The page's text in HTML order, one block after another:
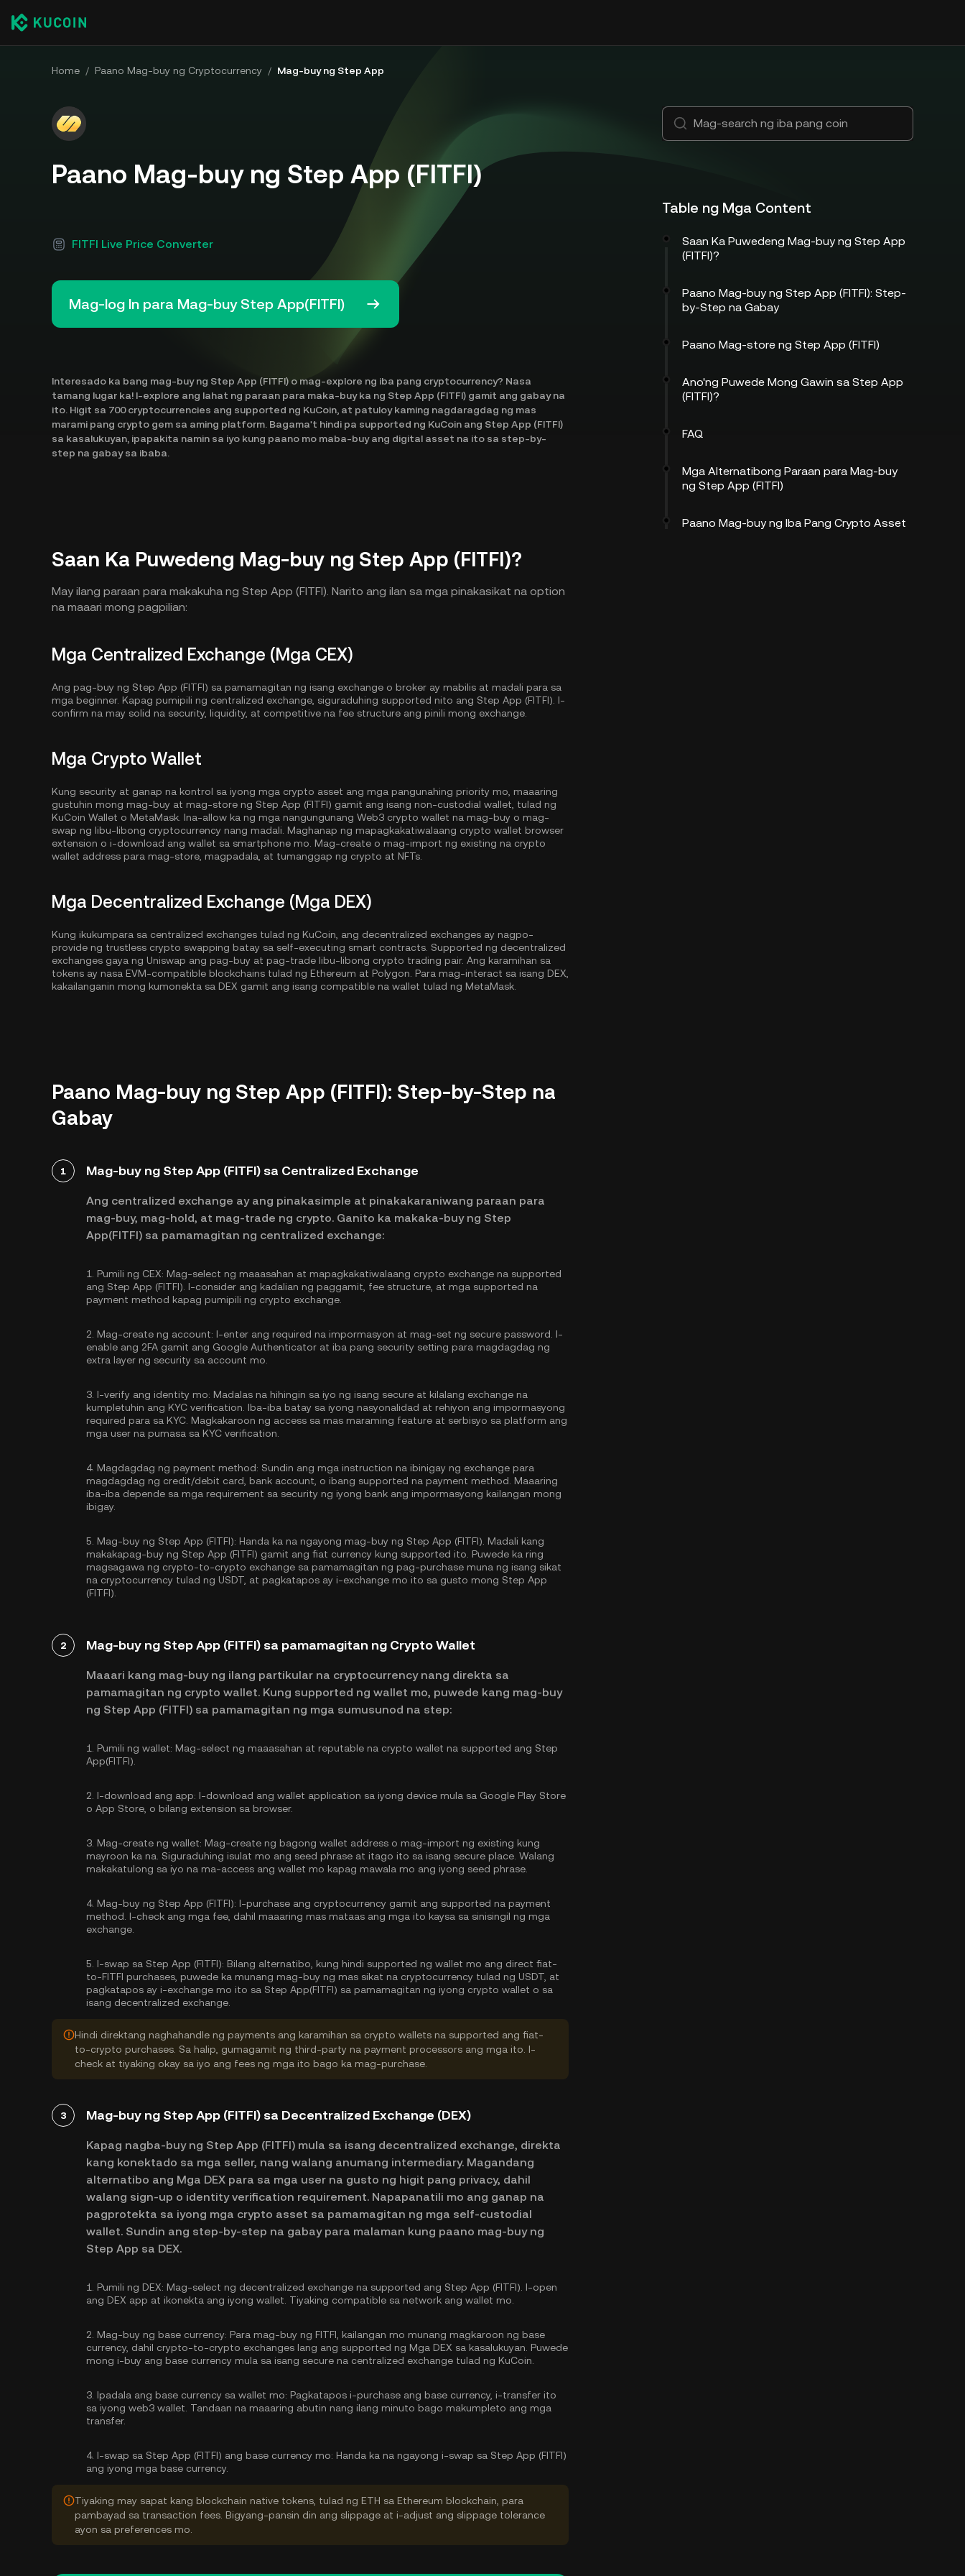
Home / Paano Mag-buy ng Cryptocurrency / Mag-buy ng Step App
Paano Mag-buy ng Step App (FITFI)
FITFI Live Price Converter
Mag-log In para Mag-buy Step App(FITFI)
Interesado ka bang mag-buy ng Step App (FITFI) o mag-explore ng iba pang cryptocurrency? Nasa
tamang lugar ka! I-explore ang lahat ng paraan para maka-buy ka ng Step App (FITFI) gamit ang gabay na
ito. Higit sa 700 cryptocurrencies ang supported ng KuCoin, at patuloy kaming nagdaragdag ng mas
marami pang crypto gem sa aming platform. Bagama't hindi pa supported ng KuCoin ang Step App (FITFI)
sa kasalukuyan, ipapakita namin sa iyo kung paano mo maba-buy ang digital asset na ito sa step-by-
step na gabay sa ibaba.
Saan Ka Puwedeng Mag-buy ng Step App (FITFI)?
May ilang paraan para makakuha ng Step App (FITFI). Narito ang ilan sa mga pinakasikat na option
na maaari mong pagpilian:
Mga Centralized Exchange (Mga CEX)
Ang pag-buy ng Step App (FITFI) sa pamamagitan ng isang exchange o broker ay mabilis at madali para sa
mga beginner. Kapag pumipili ng centralized exchange, siguraduhing supported nito ang Step App (FITFI). I-
confirm na may solid na security, liquidity, at competitive na fee structure ang pinili mong exchange.
Mga Crypto Wallet
Kung security at ganap na kontrol sa iyong mga crypto asset ang mga pangunahing priority mo, maaaring
gustuhin mong mag-buy at mag-store ng Step App (FITFI) gamit ang isang non-custodial wallet, tulad ng
KuCoin Wallet o MetaMask. Ina-allow ka ng mga nangungunang Web3 crypto wallet na mag-buy o mag-
swap ng libu-libong cryptocurrency nang madali. Maghanap ng mapagkakatiwalaang crypto wallet browser
extension o i-download ang wallet sa smartphone mo. Mag-create o mag-import ng existing na crypto
wallet address para mag-store, magpadala, at tumanggap ng crypto at NFTs.
Mga Decentralized Exchange (Mga DEX)
Kung ikukumpara sa centralized exchanges tulad ng KuCoin, ang decentralized exchanges ay nagpo-
provide ng trustless crypto swapping batay sa self-executing smart contracts. Supported ng decentralized
exchanges gaya ng Uniswap ang pag-buy at pag-trade libu-libong crypto trading pair. Ang karamihan sa
tokens ay nasa EVM-compatible blockchains tulad ng Ethereum at Polygon . Para mag-interact sa isang DEX,
kakailanganin mong kumonekta sa DEX gamit ang isang compatible na wallet tulad ng MetaMask.
Paano Mag-buy ng Step App (FITFI): Step-by-Step na
Gabay
1 Mag-buy ng Step App (FITFI) sa Centralized Exchange
Ang centralized exchange ay ang pinakasimple at pinakakaraniwang paraan para
mag-buy, mag-hold, at mag-trade ng crypto. Ganito ka makaka-buy ng Step
App(FITFI) sa pamamagitan ng centralized exchange:
1. Pumili ng CEX: Mag-select ng maaasahan at mapagkakatiwalaang crypto exchange na supported
ang Step App (FITFI). I-consider ang kadalian ng paggamit, fee structure, at mga supported na
payment method kapag pumipili ng crypto exchange.
2. Mag-create ng account: I-enter ang required na impormasyon at mag-set ng secure password. I-
enable ang 2FA gamit ang Google Authenticator at iba pang security setting para magdagdag ng
extra layer ng security sa account mo.
3. I-verify ang identity mo: Madalas na hihingin sa iyo ng isang secure at kilalang exchange na
kumpletuhin ang KYC verification . Iba-iba batay sa iyong nasyonalidad at rehiyon ang impormasyong
required para sa KYC. Magkakaroon ng access sa mas maraming feature at serbisyo sa platform ang
mga user na pumasa sa KYC verification.
4. Magdagdag ng payment method: Sundin ang mga instruction na ibinigay ng exchange para
magdagdag ng credit/debit card, bank account, o ibang supported na payment method. Maaaring
iba-iba depende sa mga requirement sa security ng iyong bank ang impormasyong kailangan mong
ibigay.
5. Mag-buy ng Step App (FITFI): Handa ka na ngayong mag-buy ng Step App (FITFI). Madali kang
makakapag-buy ng Step App (FITFI) gamit ang fiat currency kung supported ito. Puwede ka ring
magsagawa ng crypto-to-crypto exchange sa pamamagitan ng pag-purchase muna ng isang sikat
na cryptocurrency tulad ng USDT , at pagkatapos ay i-exchange mo ito sa gusto mong Step App
(FITFI).
2 Mag-buy ng Step App (FITFI) sa pamamagitan ng Crypto Wallet
Maaari kang mag-buy ng ilang partikular na cryptocurrency nang direkta sa
pamamagitan ng crypto wallet. Kung supported ng wallet mo, puwede kang mag-buy
ng Step App (FITFI) sa pamamagitan ng mga sumusunod na step:
1. Pumili ng wallet: Mag-select ng maaasahan at reputable na crypto wallet na supported ang Step
App(FITFI).
2. I-download ang app: I-download ang wallet application sa iyong device mula sa Google Play Store
o App Store, o bilang extension sa browser.
3. Mag-create ng wallet: Mag-create ng bagong wallet address o mag-import ng existing kung
mayroon ka na. Siguraduhing isulat mo ang seed phrase at itago ito sa isang secure place. Walang
makakatulong sa iyo na ma-access ang wallet mo kapag mawala mo ang iyong seed phrase.
4. Mag-buy ng Step App (FITFI): I-purchase ang cryptocurrency gamit ang supported na payment
method. I-check ang mga fee, dahil maaaring mas mataas ang mga ito kaysa sa sinisingil ng mga
exchange.
5. I-swap sa Step App (FITFI): Bilang alternatibo, kung hindi supported ng wallet mo ang direct fiat-
to-FITFI purchases, puwede ka munang mag-buy ng mas sikat na cryptocurrency tulad ng USDT, at
pagkatapos ay i-exchange mo ito sa Step App(FITFI) sa pamamagitan ng iyong crypto wallet o sa
isang decentralized exchange.
Hindi direktang naghahandle ng payments ang karamihan sa crypto wallets na supported ang fiat-
to-crypto purchases. Sa halip, gumagamit ng third-party na payment processors ang mga ito. I-
check at tiyaking okay sa iyo ang fees ng mga ito bago ka mag-purchase.
3 Mag-buy ng Step App (FITFI) sa Decentralized Exchange (DEX)
Kapag nagba-buy ng Step App (FITFI) mula sa isang decentralized exchange, direkta
kang konektado sa mga seller, nang walang anumang intermediary. Magandang
alternatibo ang Mga DEX para sa mga user na gusto ng higit pang privacy, dahil
walang sign-up o identity verification requirement. Napapanatili mo ang ganap na
pagprotekta sa iyong mga crypto asset sa pamamagitan ng mga self-custodial
wallet. Sundin ang step-by-step na gabay para malaman kung paano mag-buy ng
Step App sa DEX.
1. Pumili ng DEX: Mag-select ng decentralized exchange na supported ang Step App (FITFI). I-open
ang DEX app at ikonekta ang iyong wallet. Tiyaking compatible sa network ang wallet mo.
2. Mag-buy ng base currency: Para mag-buy ng FITFI, kailangan mo munang magkaroon ng base
currency, dahil crypto-to-crypto exchanges lang ang supported ng Mga DEX sa kasalukuyan. Puwede
mong i-buy ang base currency mula sa isang secure na centralized exchange tulad ng KuCoin.
3. Ipadala ang base currency sa wallet mo: Pagkatapos i-purchase ang base currency, i-transfer ito
sa iyong web3 wallet. Tandaan na maaaring abutin nang ilang minuto bago makumpleto ang mga
transfer.
4. I-swap sa Step App (FITFI) ang base currency mo: Handa ka na ngayong i-swap sa Step App (FITFI)
ang iyong mga base currency.
Tiyaking may sapat kang blockchain native tokens, tulad ng ETH sa Ethereum blockchain, para
pambayad sa transaction fees. Bigyang-pansin din ang slippage at i-adjust ang slippage tolerance
ayon sa preferences mo.
Table ng Mga Content
Saan Ka Puwedeng Mag-buy ng Step App
(FITFI)?
Paano Mag-buy ng Step App (FITFI): Step-
by-Step na Gabay
Paano Mag-store ng Step App (FITFI)
Ano'ng Puwede Mong Gawin sa Step App
(FITFI)?
FAQ
Mga Alternatibong Paraan para Mag-buy
ng Step App (FITFI)
Paano Mag-buy ng Iba Pang Crypto Asset